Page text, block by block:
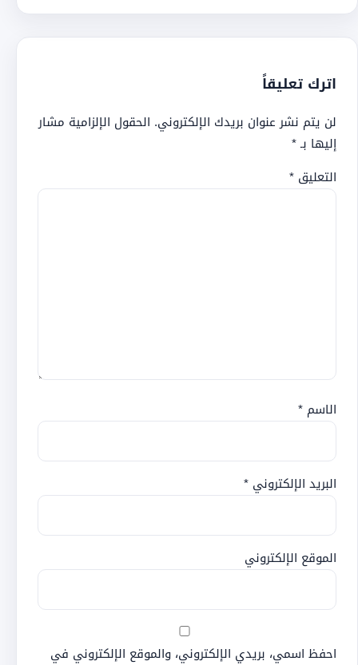
اترك تعليقاً
لن يتم نشر عنوان بريدك الإلكتروني. الحقول الإلزامية مشار
إليها بـ*
التعليق *
الاسم *
البريد الإلكتروني *
الموقع الإلكتروني
احفظ اسمي، بريدي الإلكتروني، والموقع الإلكتروني في